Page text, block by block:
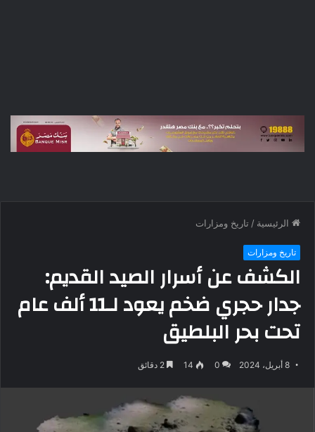
الرئيسية / تاريخ ومزارات
تاريخ ومزارات
الكشف عن أسرار الصيد القديم:
جدار حجري ضخم يعود لـ11 ألف عام
تحت بحر البلطيق
8 أبريل، 2024 0
14